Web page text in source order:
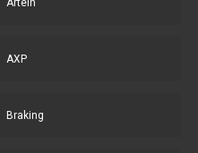
Artein
AXP
Braking